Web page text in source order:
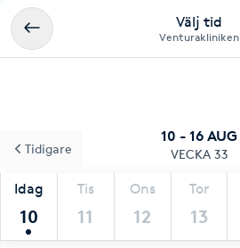
Välj tid
Venturakliniken
10 - 16 AUG
VECKA 33
Idag
10
Tis
11
Ons
12
Tor
13
Tidigare